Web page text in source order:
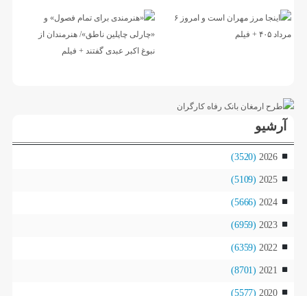
آرشیو
2026
(3520)
2025
(5109)
2024
(5666)
2023
(6959)
2022
(6359)
2021
(8701)
2020
(5577)